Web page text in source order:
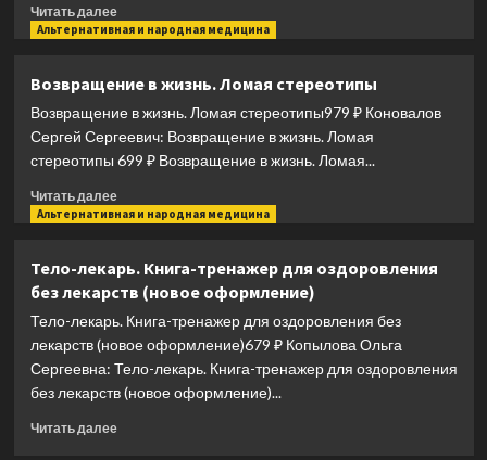
Читать далееПрочитать
больше
Су-
джок.
Важнейшие
точки
поддержания
здоровья
Альтернативная и народная медицина
Возвращение в жизнь. Ломая стереотипы
Возвращение в жизнь. Ломая стереотипы979 ₽ Коновалов
Сергей Сергеевич: Возвращение в жизнь. Ломая
стереотипы 699 ₽ Возвращение в жизнь. Ломая...
Читать далееПрочитать
больше
в
жизнь.
Ломая
стереотипы
Альтернативная и народная медицина
Тело-лекарь. Книга-тренажер для оздоровления
без лекарств (новое оформление)
Тело-лекарь. Книга-тренажер для оздоровления без
лекарств (новое оформление)679 ₽ Копылова Ольга
Сергеевна: Тело-лекарь. Книга-тренажер для оздоровления
без лекарств (новое оформление)...
Читать далееПрочитать